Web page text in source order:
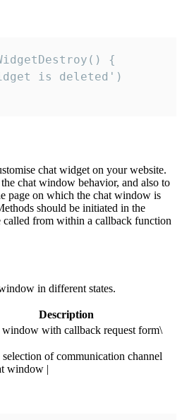
{
is deleted')
chat widget on your website.
chat window behavior, and also to
page on which the chat window is
should be initiated in the
called from within a callback function
in different states.
Description
window with callback request form\
of communication channel
window |